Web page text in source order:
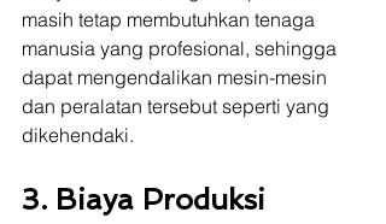
masih tetap membutuhkan tenaga
manusia yang profesional, sehingga
dapat mengendalikan mesin-mesin
dan peralatan tersebut seperti yang
dikehendaki.
3. Biaya Produksi